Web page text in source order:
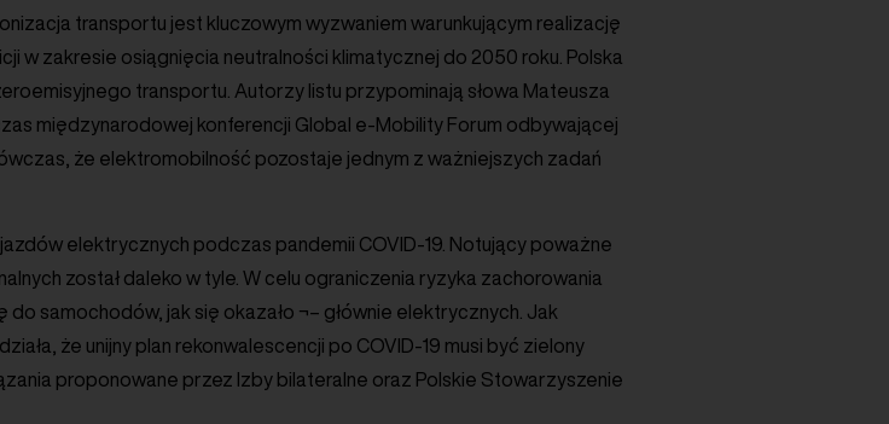
transportu jest kluczowym wyzwaniem warunkującym realizację
w zakresie osiągnięcia neutralności klimatycznej do 2050 roku. Polska
transportu. Autorzy listu przypominają słowa Mateusza
międzynarodowej konferencji Global e-Mobility Forum odbywającej
że elektromobilność pozostaje jednym z ważniejszych zadań
elektrycznych podczas pandemii COVID-19. Notujący poważne
został daleko w tyle. W celu ograniczenia ryzyka zachorowania
do samochodów, jak się okazało ¬– głównie elektrycznych. Jak
że unijny plan rekonwalescencji po COVID-19 musi być zielony
proponowane przez Izby bilateralne oraz Polskie Stowarzyszenie